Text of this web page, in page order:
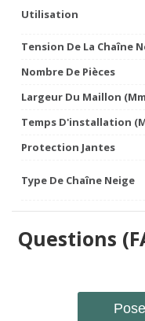
Utilisation
Tension De La Chaîne
Nombre De Pièces
Largeur Du Maillon
Temps D'installation
Protection Jantes
Type De Chaîne Neige
Questions